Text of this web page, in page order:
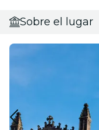
Sobre el lugar